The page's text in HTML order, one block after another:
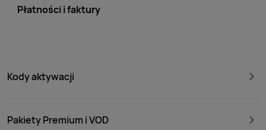
Płatności i faktury
Kody aktywacji
Pakiety Premium i VOD